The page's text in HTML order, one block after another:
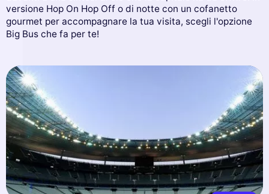
versione Hop On Hop Off o di notte con un cofanetto
gourmet per accompagnare la tua visita, scegli l'opzione
Big Bus che fa per te!